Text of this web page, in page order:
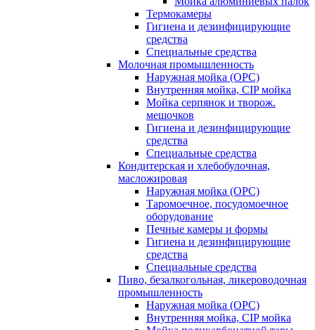
Термокамеры
Гигиена и дезинфицирующие
средства
Специальные средства
Молочная промышленность
Наружная мойка (ОРС)
Внутренняя мойка, CIP мойка
Мойка серпянок и творож.
мешочков
Гигиена и дезинфицирующие
средства
Специальные средства
Кондитерская и хлебобулочная,
масложировая
Наружная мойка (ОРС)
Таромоечное, посудомоечное
оборудование
Печные камеры и формы
Гигиена и дезинфицирующие
средства
Специальные средства
Пиво, безалкогольная, ликероводочная
промышленность
Наружная мойка (ОРС)
Внутренняя мойка, CIP мойка